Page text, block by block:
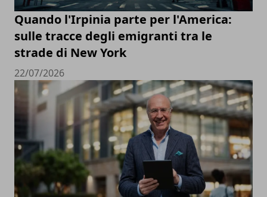
Quando l'Irpinia parte per l'America:
sulle tracce degli emigranti tra le
strade di New York
22/07/2026